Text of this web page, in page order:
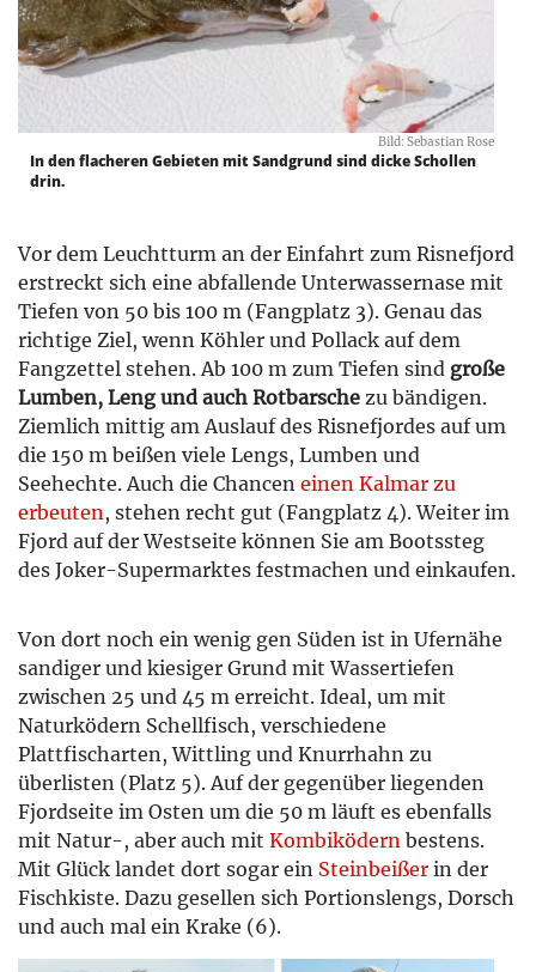
Bild: Sebastian Rose
In den flacheren Gebieten mit Sandgrund sind dicke Schollen
drin.
Vor dem Leuchtturm an der Einfahrt zum Risnefjord
erstreckt sich eine abfallende Unterwassernase mit
Tiefen von 50 bis 100 m (Fangplatz 3). Genau das
richtige Ziel, wenn Köhler und Pollack auf dem
Fangzettel stehen. Ab 100 m zum Tiefen sind große
Lumben, Leng und auch Rotbarsche zu bändigen.
Ziemlich mittig am Auslauf des Risnefjordes auf um
die 150 m beißen viele Lengs, Lumben und
Seehechte. Auch die Chancen einen Kalmar zu
erbeuten, stehen recht gut (Fangplatz 4). Weiter im
Fjord auf der Westseite können Sie am Bootssteg
des Joker-Supermarktes festmachen und einkaufen.
Von dort noch ein wenig gen Süden ist in Ufernähe
sandiger und kiesiger Grund mit Wassertiefen
zwischen 25 und 45 m erreicht. Ideal, um mit
Naturködern Schellfisch, verschiedene
Plattfischarten, Wittling und Knurrhahn zu
überlisten (Platz 5). Auf der gegenüber liegenden
Fjordseite im Osten um die 50 m läuft es ebenfalls
mit Natur-, aber auch mit Kombiködern bestens.
Mit Glück landet dort sogar ein Steinbeißer in der
Fischkiste. Dazu gesellen sich Portionslengs, Dorsch
und auch mal ein Krake (6).